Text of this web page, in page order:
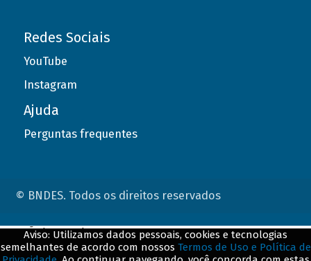
Redes Sociais
YouTube
Instagram
Ajuda
Perguntas frequentes
© BNDES. Todos os direitos reservados
Aviso: Utilizamos dados pessoais, cookies e tecnologias
semelhantes de acordo com nossos Termos de Uso e Política de
ConteÃºdo complementar
${title}${badge}